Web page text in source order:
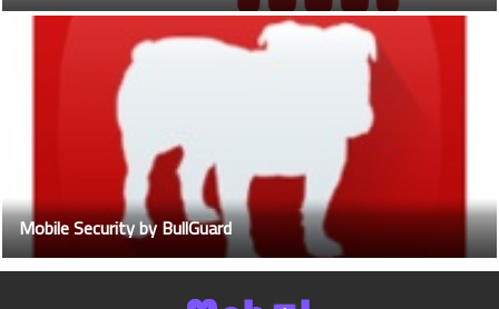
Mobile Security by BullGuard